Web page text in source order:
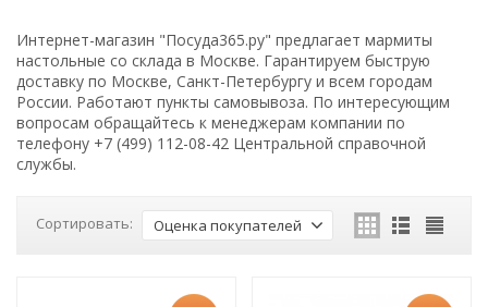
Интернет-магазин "Посуда365.ру" предлагает мармиты
настольные со склада в Москве. Гарантируем быструю
доставку по Москве, Санкт-Петербургу и всем городам
России. Работают пункты самовывоза. По интересующим
вопросам обращайтесь к менеджерам компании по
телефону +7 (499) 112-08-42 Центральной справочной
службы.
Сортировать: Оценка покупателей